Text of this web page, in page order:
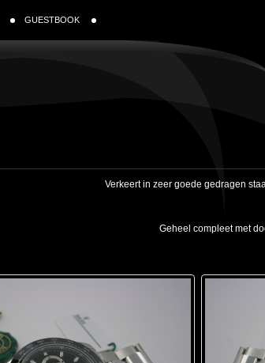
GUESTBOOK
Verkeert in zeer goede gedragen
Geheel compleet met